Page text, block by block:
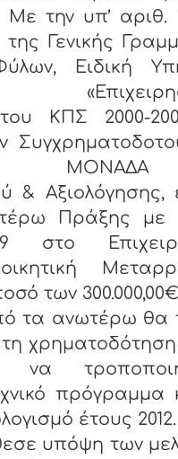
Με την υπ’ αριθ.
Γενικής
Ειδική
ΚΠΣ 2000-
& Αξιολόγησης,
Πράξης με
στο
των
θα
να
πρόγραμμα
έτους 2012.
υπόψη των